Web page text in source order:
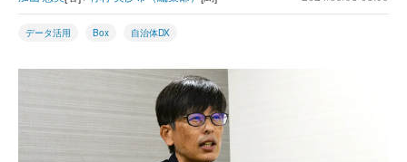
データ活用 Box 自治体DX